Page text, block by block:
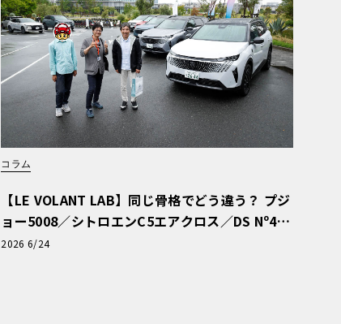
コラム
【LE VOLANT LAB】同じ骨格でどう違う？ プジ
ョー5008／シトロエンC5エアクロス／DS Nº4
読者一気乗りレポート
2026 6/24